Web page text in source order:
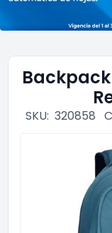
Backpack
SKU: 320858